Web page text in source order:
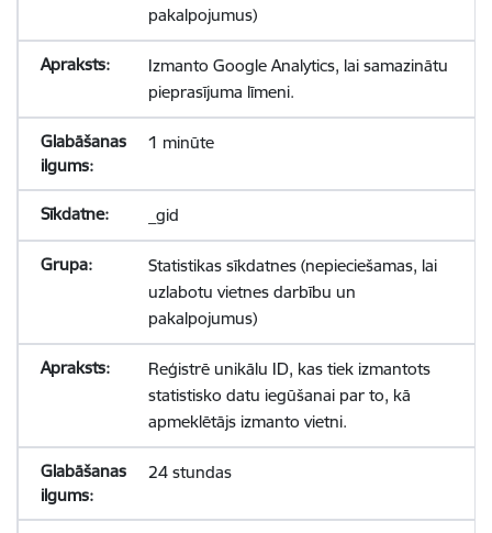
pakalpojumus)
Izmanto Google Analytics, lai samazinātu
pieprasījuma līmeni.
1 minūte
_gid
Statistikas sīkdatnes (nepieciešamas, lai
uzlabotu vietnes darbību un
pakalpojumus)
Reģistrē unikālu ID, kas tiek izmantots
statistisko datu iegūšanai par to, kā
apmeklētājs izmanto vietni.
24 stundas